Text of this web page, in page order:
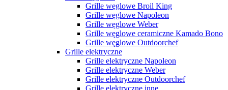
Grille węglowe Broil King
Grille węglowe Napoleon
Grille węglowe Weber
Grille węglowe ceramiczne Kamado Bono
Grille węglowe Outdoorchef
Grille elektryczne
Grille elektryczne Napoleon
Grille elektryczne Weber
Grille elektryczne Outdoorchef